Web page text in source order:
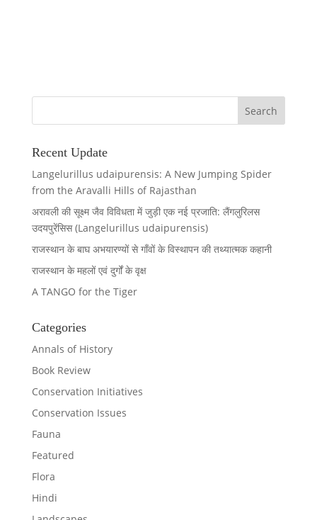
Recent Update
Langelurillus udaipurensis: A New Jumping Spider
from the Aravalli Hills of Rajasthan
अरावली की सूक्ष्म जैव विविधता में जुड़ी एक नई प्रजाति: लैंगलुरिलस
उदयपुरेंसिस (Langelurillus udaipurensis)
राजस्थान के बाघ अभयारण्यों से गाँवों के विस्थापन की तथ्यात्मक कहानी
राजस्थान के महलों एवं दुर्गों के वृक्ष
A TANGO for the Tiger
Categories
Annals of History
Book Review
Conservation Initiatives
Conservation Issues
Fauna
Featured
Flora
Hindi